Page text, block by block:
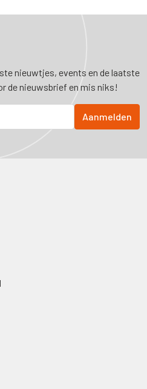
nieuwtjes, events en de laatste
de nieuwsbrief en mis niks!